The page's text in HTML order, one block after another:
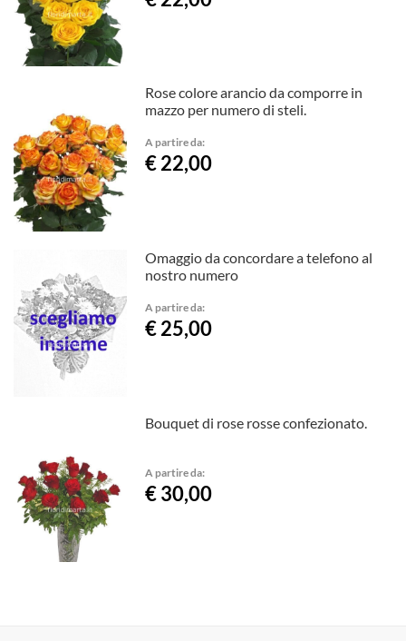
Rose colore arancio da comporre in
mazzo per numero di steli.
A partire da:
€ 22,00
Omaggio da concordare a telefono al
nostro numero
A partire da:
€ 25,00
Bouquet di rose rosse confezionato.
A partire da:
€ 30,00